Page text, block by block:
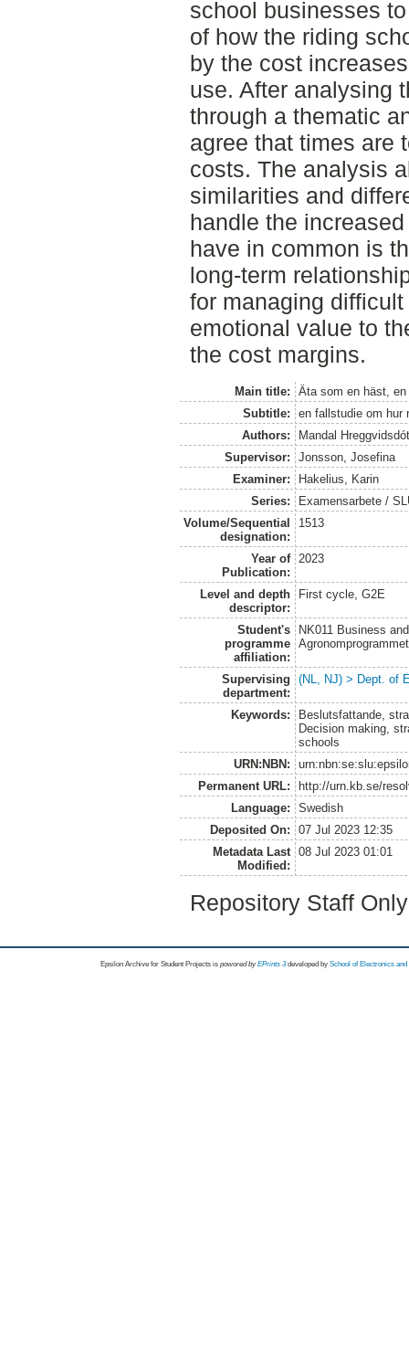
school businesses
of how the riding
by the cost
use. After analysing
through a thematic
agree that times are
costs. The analysis
similarities and
handle the
have in common is
long-term
for managing
emotional value to
the cost margins.
Main title:
Äta som en häst,
Subtitle:
en fallstudie om hur
Authors:
Mandal
Supervisor:
Jonsson, Josefina
Examiner:
Hakelius, Karin
Series:
Examensarbete /
Volume/Sequential
designation:
1513
Year of
Publication:
2023
Level and depth
descriptor:
First cycle, G2E
Student's
programme
affiliation:
NK011 Business
Supervising
department:
(NL, NJ) > Dept. of
Keywords:
Beslutsfattande,
Decision making,
schools
URN:NBN:
Permanent URL:
http://urn.kb.se/
Language:
Swedish
Deposited On:
07 Jul 2023 12:35
Metadata Last
Modified:
08 Jul 2023 01:01
Repository Staff
Epsilon Archive for Student Projects is powored byEPrints 3 developed by School of Electronics